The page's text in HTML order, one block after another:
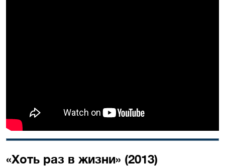
«Хоть раз в жизни» (2013)